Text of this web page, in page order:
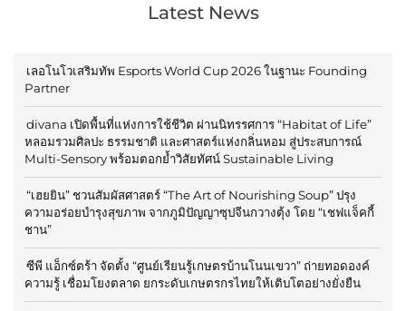
Latest News
เลอโนโวเสริมทัพ Esports World Cup 2026 ในฐานะ Founding
Partner
divana เปิดพื้นที่แห่งการใช้ชีวิต ผ่านนิทรรศการ “Habitat of Life”
หลอมรวมศิลปะ ธรรมชาติ และศาสตร์แห่งกลิ่นหอม สู่ประสบการณ์
Multi-Sensory พร้อมตอกย้ำวิสัยทัศน์ Sustainable Living
“เฮยยิน” ชวนสัมผัสศาสตร์ “The Art of Nourishing Soup” ปรุง
ความอร่อยบำรุงสุขภาพ จากภูมิปัญญาซุปจีนกวางตุ้ง โดย “เชฟแจ็คกี้
ชาน”
ซีพี แอ็กซ์ตร้า จัดตั้ง “ศูนย์เรียนรู้เกษตรบ้านโนนเขวา” ถ่ายทอดองค์
ความรู้ เชื่อมโยงตลาด ยกระดับเกษตรกรไทยให้เติบโตอย่างยั่งยืน